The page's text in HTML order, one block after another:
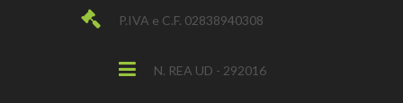
P.IVA e C.F. 02838940308
N. REA UD - 292016